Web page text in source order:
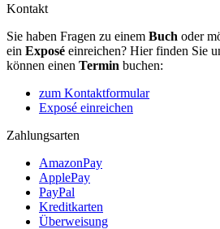
Kontakt
Sie haben Fragen zu einem Buch oder
ein Exposé einreichen? Hier finden Sie
können einen Termin buchen:
zum Kontaktformular
Exposé einreichen
Zahlungsarten
AmazonPay
ApplePay
PayPal
Kreditkarten
Überweisung